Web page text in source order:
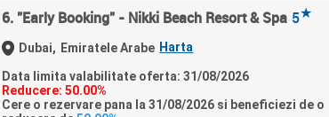
6. "Early Booking" - Nikki Beach Resort & Spa 5★
Dubai, Emiratele Arabe Harta
Data limita valabilitate oferta: 31/08/2026
Reducere: 50.00%
Cere o rezervare pana la 31/08/2026 si beneficiezi de o